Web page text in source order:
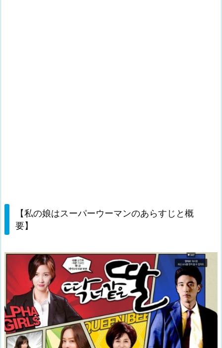
【私の娘はスーパーウーマンのあらすじと概
要】